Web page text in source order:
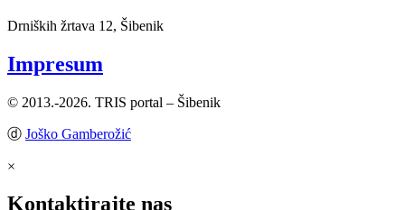
Drniških žrtava 12, Šibenik
Impresum
© 2013.-2026. TRIS portal – Šibenik
ⓓ Joško Gamberožić
×
Kontaktirajte nas